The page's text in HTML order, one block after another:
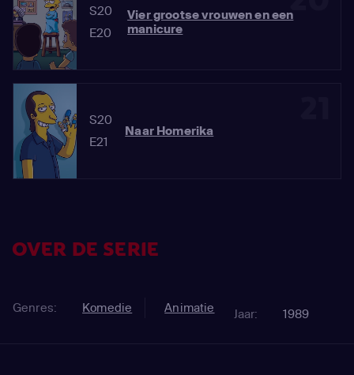
S20
E20
Vier grootse vrouwen en een
manicure
S20
E21
Naar Homerika
OVER DE SERIE
Genres: Komedie Animatie Jaar: 1989